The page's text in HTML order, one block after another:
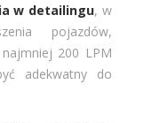
w detailingu, w
pojazdów,
200 LPM
adekwatny do